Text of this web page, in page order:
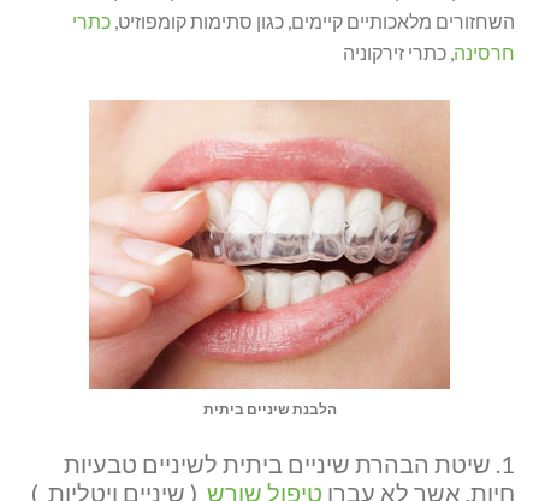
השחזורים מלאכותיים קיימים, כגון סתימות קומפוזיט, כתרי
חרסינה, כתרי זירקוניה
הלבנת שיניים ביתית
1. שיטת הבהרת שיניים ביתית לשיניים טבעיות
חיות, אשר לא עברו טיפול שורש ( שיניים ויטליות )